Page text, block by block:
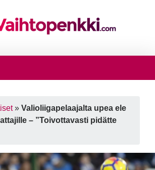
» Valioliigapelaajalta upea ele
– ”Toivottavasti pidätte